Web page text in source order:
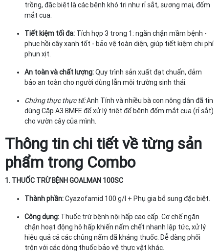
trồng, đặc biệt là các bệnh khó trị như rỉ sắt, sương mai, đốm
mắt cua.
Tiết kiệm tối đa: Tích hợp 3 trong 1: ngăn chặn mầm bệnh -
phục hồi cây xanh tốt - bảo vệ toàn diện, giúp tiết kiệm chi phí
phun xịt.
An toàn và chất lượng:Quy trình sản xuất đạt chuẩn, đảm
bảo an toàn cho người dùng lẫn môi trường sinh thái.
Chứng thực thực tế:Anh Tính và nhiều bà con nông dân đã tin
dùng Cặp A3 BMFE để xử lý triệt để bệnh đốm mắt cua (rỉ sắt)
cho vườn cây của mình.
Thông tin chi tiết về từng sản
phẩm trong Combo
1. THUỐC TRỪ BỆNH GOALMAN 100SC
Thành phần:Cyazofamid 100 g/l + Phụ gia bổ sung đặc biệt.
Công dụng: Thuốc trừ bệnh nội hấp cao cấp. Cơ chế ngăn
chặn hoạt động hô hấp khiến nấm chết nhanh lập tức, xử lý
hiệu quả cả các chủng nấm đã kháng thuốc. Dễ dàng phối
trộn với các dòng thuốc bảo vệ thực vật khác.